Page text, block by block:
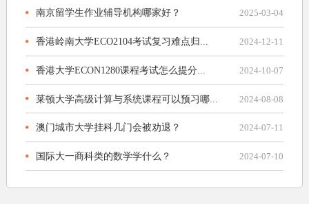
南京留学生作业辅导机构哪家好？ 2025-03-04
香港岭南大学ECO2104考试复习难点归... 2024-12-11
香港大学ECON1280课程考试怎么提分... 2024-10-07
莱顿大学高级计算与系统课程可以预习哪... 2024-08-08
澳门城市大学挂科几门会被劝退？ 2024-07-11
国际大一商科类的数学学什么？ 2024-07-10